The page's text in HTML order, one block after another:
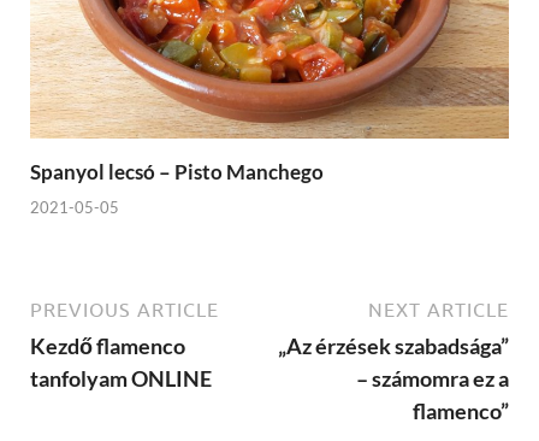
Spanyol lecsó – Pisto Manchego
2021-05-05
PREVIOUS ARTICLE
Kezdő flamenco
tanfolyam ONLINE
NEXT ARTICLE
„Az érzések szabadsága”
– számomra ez a
flamenco”